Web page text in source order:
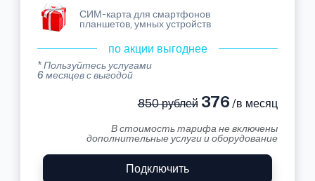
СИМ-карта для смартфонов
планшетов, умных устройств
по акции выгоднее
* Пользуйтесь услугами
6 месяцев с выгодой
850 рублей376 /в месяц
В стоимость тарифа не включены
дополнительные услуги и оборудование
Подключить